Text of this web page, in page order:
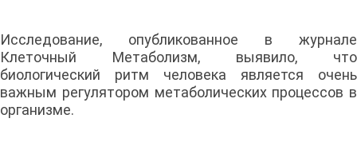
Исследование, опубликованное в журнале
Клеточный Метаболизм, выявило, что
биологический ритм человека является очень
важным регулятором метаболических процессов в
организме.